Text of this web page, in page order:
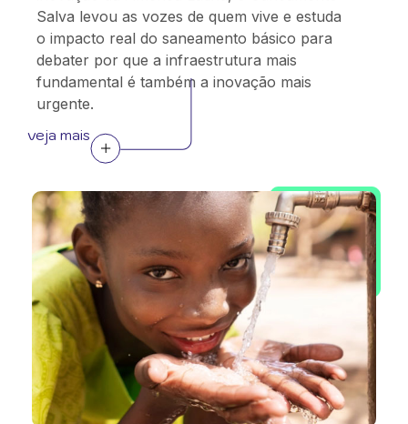
Salva levou as vozes de quem vive e estuda
o impacto real do saneamento básico para
debater por que a infraestrutura mais
fundamental é também a inovação mais
urgente.
veja mais